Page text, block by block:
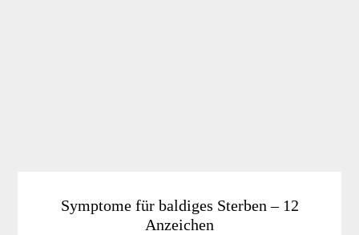
Symptome für baldiges Sterben – 12
Anzeichen